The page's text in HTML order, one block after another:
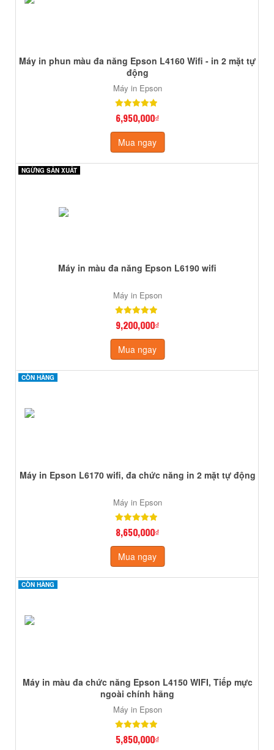
Máy in phun màu đa năng Epson L4160 Wifi - in 2 mặt tự
động
Máy in Epson
6,950,000₫
Mua ngay
NGỪNG SẢN XUẤT
NGỪNG SẢN XUẤT
Máy in màu đa năng Epson L6190 wifi
Máy in Epson
9,200,000₫
Mua ngay
CÒN HÀNG
CÒN HÀNG
Máy in Epson L6170 wifi, đa chức năng in 2 mặt tự động
Máy in Epson
8,650,000₫
Mua ngay
CÒN HÀNG
CÒN HÀNG
Máy in màu đa chức năng Epson L4150 WIFI, Tiếp mực
ngoài chính hãng
Máy in Epson
5,850,000₫